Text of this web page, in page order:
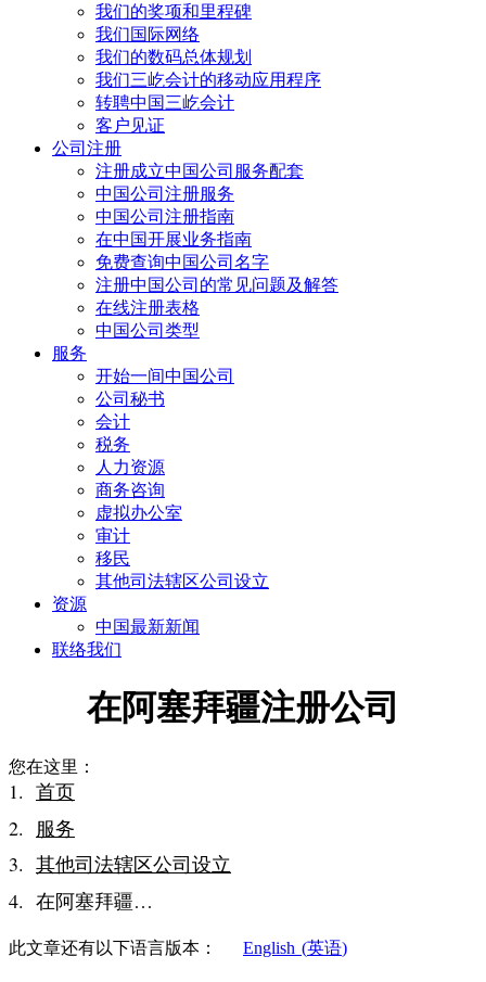
我们的奖项和里程碑
我们国际网络
我们的数码总体规划
我们三屹会计的移动应用程序
转聘中国三屹会计
客户见证
公司注册
注册成立中国公司服务配套
中国公司注册服务
中国公司注册指南
在中国开展业务指南
免费查询中国公司名字
注册中国公司的常见问题及解答
在线注册表格
中国公司类型
服务
开始一间中国公司
公司秘书
会计
税务
人力资源
商务咨询
虚拟办公室
审计
移民
其他司法辖区公司设立
资源
中国最新新闻
联络我们
在阿塞拜疆注册公司
您在这里：
首页
服务
其他司法辖区公司设立
在阿塞拜疆…
此文章还有以下语言版本： English (英语)